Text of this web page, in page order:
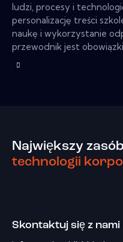
ludzi, procesy i
personalizację treści
naukę i wykorzystanie
przewodnik jest
Największy
technologii
Skontaktuj się z nami